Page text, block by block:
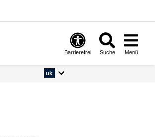
Barrierefrei Suche Menü
uk